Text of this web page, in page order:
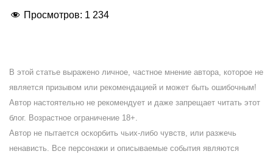
Просмотров: 1 234
В этой статье выражено личное, частное мнение автора, которое не
является призывом или рекомендацией и может быть ошибочным!
Автор настоятельно не рекомендует и даже запрещает читать этот
блог. Возрастное ограничение 18+.
Автор не пытается оскорбить чьих-либо чувств, или разжечь
ненависть. Все персонажи и описываемые события являются